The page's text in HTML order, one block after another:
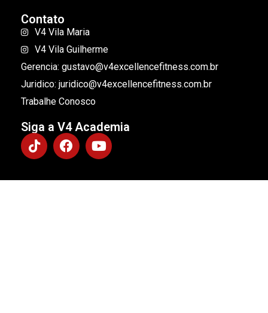
Contato
V4 Vila Maria
V4 Vila Guilherme
Gerencia: gustavo@v4excellencefitness.com.br
Juridico: juridico@v4excellencefitness.com.br
Trabalhe Conosco
Siga a V4 Academia